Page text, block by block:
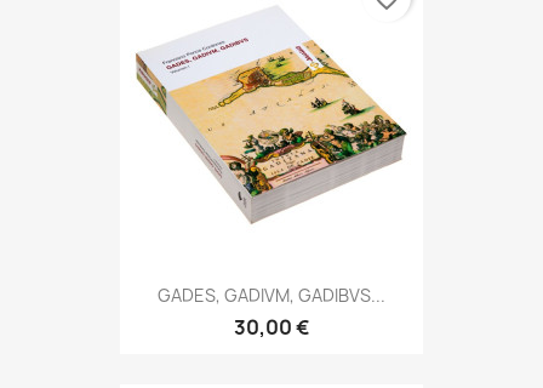
GADES, GADIVM, GADIBVS...
30,00 €